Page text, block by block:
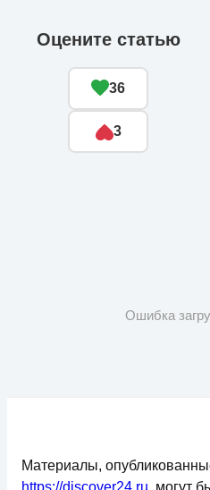
Оцените статью
36
3
Ошибка
Материалы,
https://discover24.ru , могут